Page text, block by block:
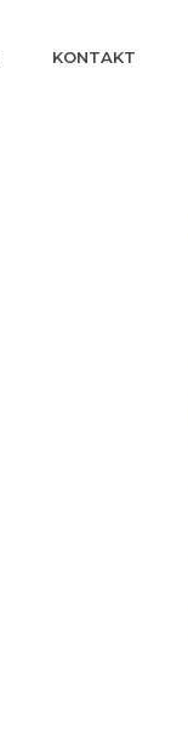
KONTAKT